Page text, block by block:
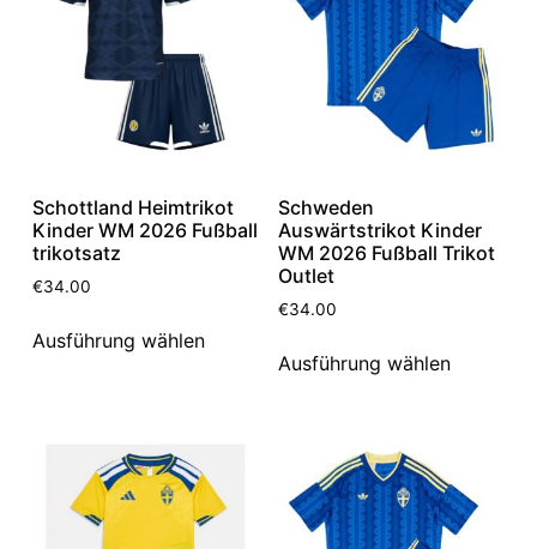
Schottland Heimtrikot
Kinder WM 2026 Fußball
trikotsatz
€34.00
Ausführung wählen
Schweden
Auswärtstrikot Kinder
WM 2026 Fußball Trikot
Outlet
€34.00
Ausführung wählen